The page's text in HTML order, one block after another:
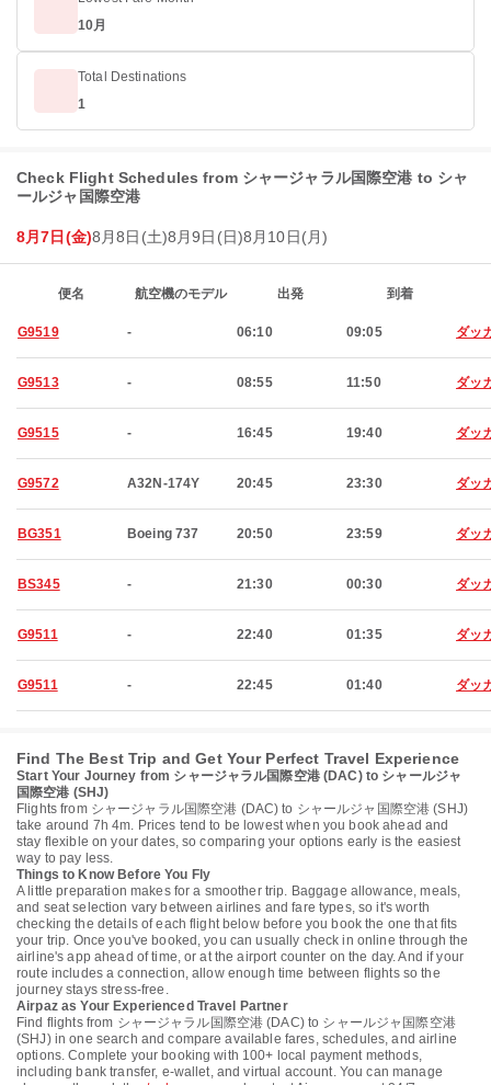
10月
Total Destinations
1
Check Flight Schedules from シャージャラル国際空港 to シャ
ールジャ国際空港
8月7日(金)8月8日(土)8月9日(日)8月10日(月)
便名 航空機のモデル 出発 到着
G9519 - 06:10 09:05 ダッ
G9513 - 08:55 11:50 ダッ
G9515 - 16:45 19:40 ダッ
G9572 A32N-174Y 20:45 23:30 ダッ
BG351 Boeing 737 20:50 23:59 ダッ
BS345 - 21:30 00:30 ダッ
G9511 - 22:40 01:35 ダッ
G9511 - 22:45 01:40 ダッ
Find The Best Trip and Get Your Perfect Travel Experience
Start Your Journey from シャージャラル国際空港 (DAC) to シャールジャ
国際空港 (SHJ)
Flights from シャージャラル国際空港 (DAC) to シャールジャ国際空港 (SHJ)
take around 7h 4m. Prices tend to be lowest when you book ahead and
stay flexible on your dates, so comparing your options early is the easiest
way to pay less.
Things to Know Before You Fly
A little preparation makes for a smoother trip. Baggage allowance, meals,
and seat selection vary between airlines and fare types, so it's worth
checking the details of each flight below before you book the one that fits
your trip. Once you've booked, you can usually check in online through the
airline's app ahead of time, or at the airport counter on the day. And if your
route includes a connection, allow enough time between flights so the
journey stays stress-free.
Airpaz as Your Experienced Travel Partner
Find flights from シャージャラル国際空港 (DAC) to シャールジャ国際空港
(SHJ) in one search and compare available fares, schedules, and airline
options. Complete your booking with 100+ local payment methods,
including bank transfer, e-wallet, and virtual account. You can manage